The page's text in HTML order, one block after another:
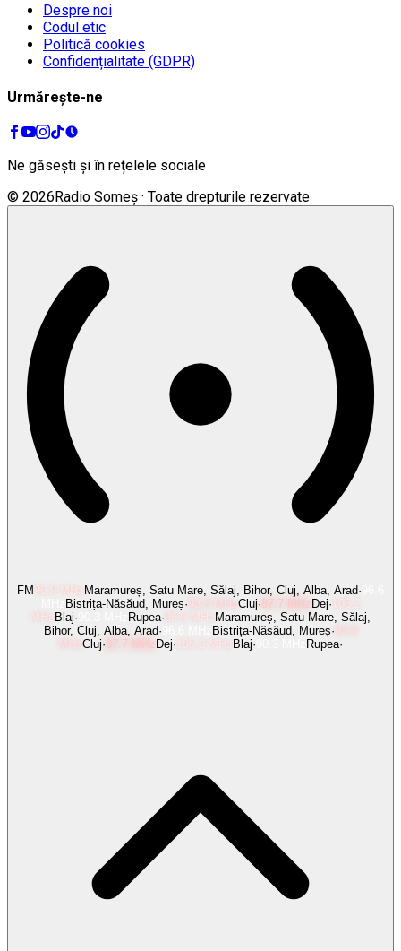
Despre noi
Codul etic
Politică cookies
Confidențialitate (GDPR)
Urmărește-ne
Ne găsești și în rețelele sociale
© 2026 Radio Someș · Toate drepturile rezervate
FM Maramureș, Satu Mare, Sălaj, Bihor, Cluj, Alba, Arad·
Bistrița-Năsăud, Mureș· Cluj· 87.7 MHz Dej·
Blaj· Rupea·
Maramureș, Satu Mare, Sălaj,
Bihor, Cluj, Alba, Arad· Bistrița-Năsăud, Mureș·
Cluj· 87.7 MHz Dej· Blaj· Rupea·